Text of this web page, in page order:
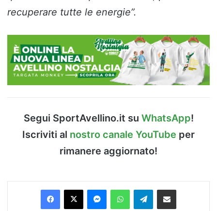
recuperare tutte le energie”.
Segui SportAvellino.it su WhatsApp!
Iscriviti al nostro canale YouTube per
rimanere aggiornato!
Facebook
X MessengerWhatsAppTelegramCondividi via Email